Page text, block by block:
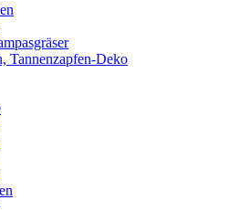
Tannenzapfen-Deko